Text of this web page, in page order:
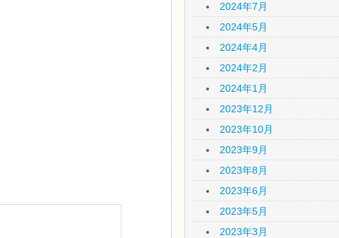
2024年7月
2024年5月
2024年4月
2024年2月
2024年1月
2023年12月
2023年10月
2023年9月
2023年8月
2023年6月
2023年5月
2023年3月